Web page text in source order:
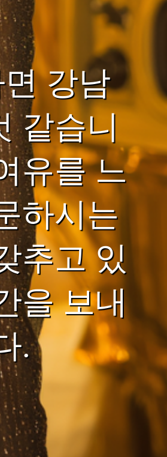
강남
같습니
유를 느
하시는
추고 있
을 보내
.